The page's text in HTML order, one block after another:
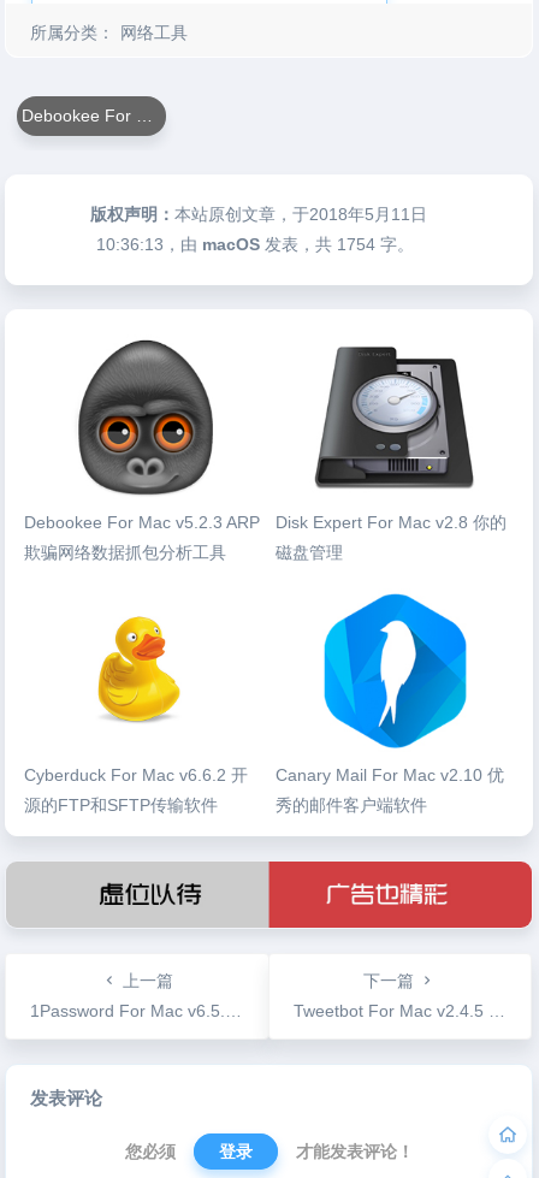
所属分类： 网络工具
版权声明：本站原创文章，于2018年5月11日
10:36:13 ，由 macOS 发表，共 1754 字。
Debookee For Mac v5.2.3 ARP
欺骗网络数据抓包分析工具
Disk Expert For Mac v2.8 你的
磁盘管理
Cyberduck For Mac v6.6.2 开
源的FTP和SFTP传输软件
Canary Mail For Mac v2.10 优
秀的邮件客户端软件
上一篇
1Password For Mac v6.5.3 破解版 密码管理工具必备良品
下一篇
Tweetbot For Mac v2.4.5 第三方Twitter客户端
发表评论
您必须 登录 才能发表评论！